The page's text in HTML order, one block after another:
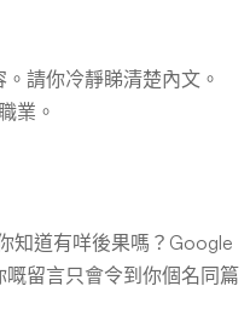
請你冷靜睇清楚內文。
業。
知道有咩後果嗎？Google
嘅留言只會令到你個名同篇